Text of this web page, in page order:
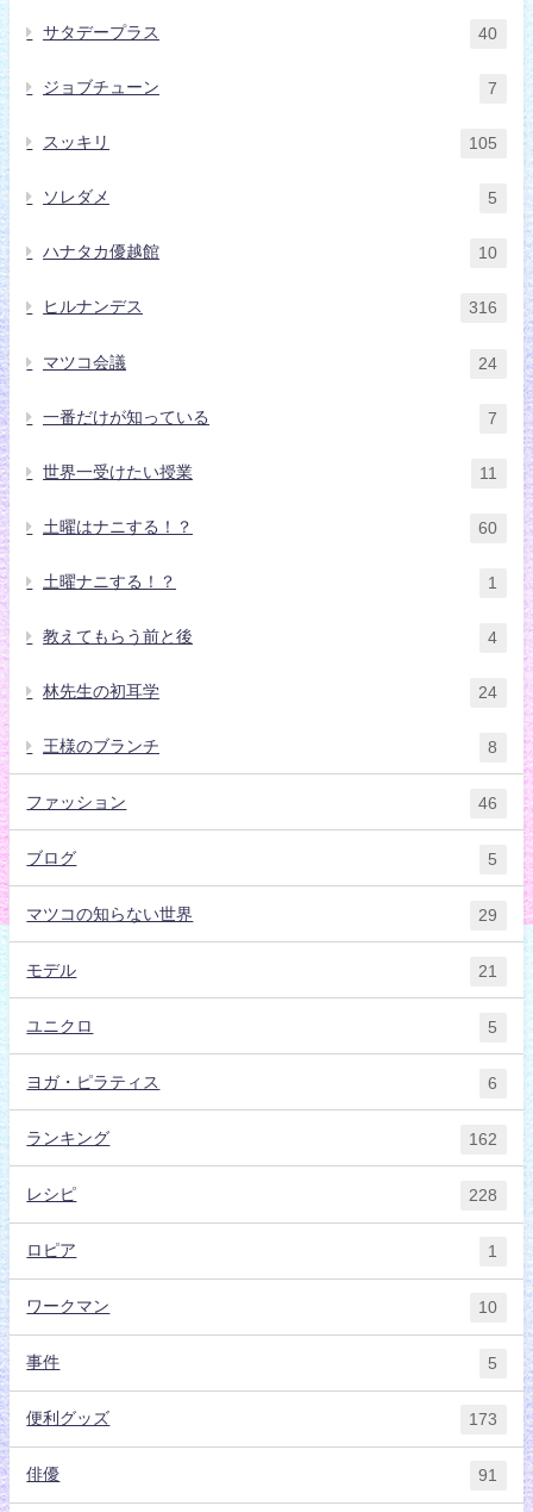
サタデープラス 40
ジョブチューン 7
スッキリ 105
ソレダメ 5
ハナタカ優越館 10
ヒルナンデス 316
マツコ会議 24
一番だけが知っている 7
世界一受けたい授業 11
土曜はナニする！？ 60
土曜ナニする！？ 1
教えてもらう前と後 4
林先生の初耳学 24
王様のブランチ 8
ファッション 46
ブログ 5
マツコの知らない世界 29
モデル 21
ユニクロ 5
ヨガ・ピラティス 6
ランキング 162
レシピ 228
ロピア 1
ワークマン 10
事件 5
便利グッズ 173
俳優 91